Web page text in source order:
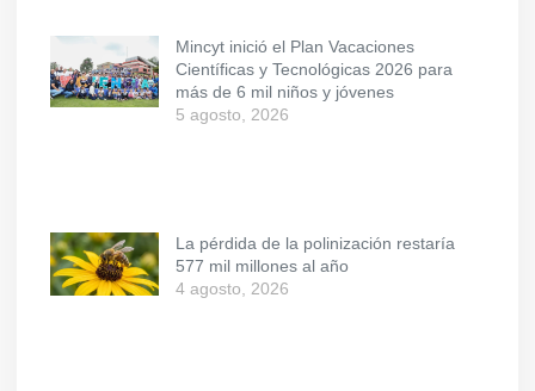
Mincyt inició el Plan Vacaciones
Científicas y Tecnológicas 2026 para
más de 6 mil niños y jóvenes
5 agosto, 2026
La pérdida de la polinización restaría
577 mil millones al año
4 agosto, 2026